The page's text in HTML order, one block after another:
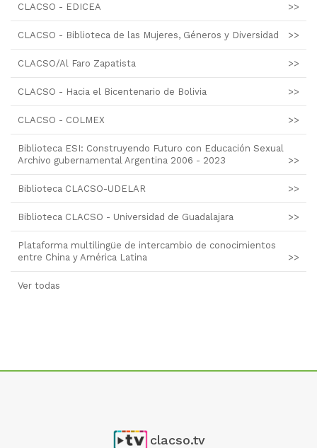
CLACSO - EDICEA >>
CLACSO - Biblioteca de las Mujeres, Géneros y Diversidad >>
CLACSO/Al Faro Zapatista >>
CLACSO - Hacia el Bicentenario de Bolivia >>
CLACSO - COLMEX >>
Biblioteca ESI: Construyendo Futuro con Educación Sexual
Archivo gubernamental Argentina 2006 - 2023
>>
Biblioteca CLACSO-UDELAR >>
Biblioteca CLACSO - Universidad de Guadalajara >>
Plataforma multilingüe de intercambio de conocimientos
entre China y América Latina
>>
Ver todas
clacso.tv